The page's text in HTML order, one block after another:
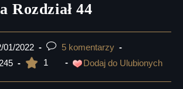
Rozdział 44
01/2022
Post
comments:
5 komentarzy
245 1 Dodaj do Ulubionych